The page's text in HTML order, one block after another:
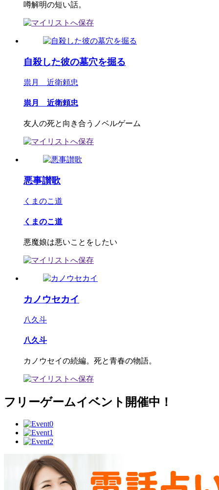
噂解明の短い話。
自殺した彼の墓穴を掘る
祟月 近衛頼忠
祟月 近衛頼忠
友人の死と向き合うノベルゲーム
悪事讃歌
くまのこ道
くまのこ道
悪魔娘は悪いことをしたい
カノウセカイ
八久斗
八久斗
カノウセイの続編。死と青春の物語。
フリーゲームイベント開催中！